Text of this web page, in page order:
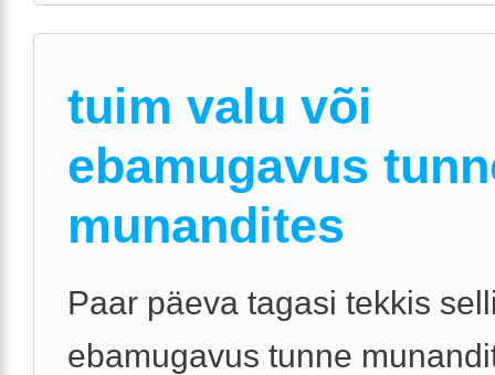
tuim valu või
ebamugavus
munandites
Paar päeva tagasi tekkis
ebamugavus tunne